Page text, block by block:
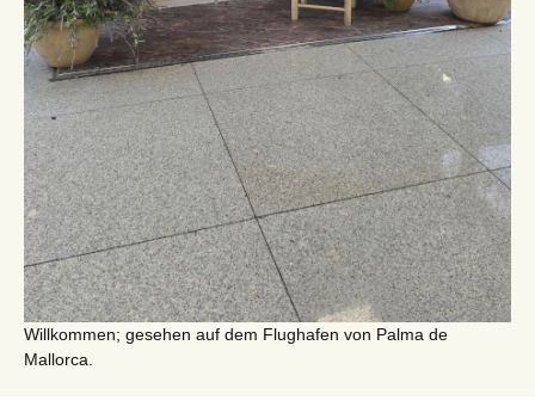
Willkommen; gesehen auf dem Flughafen von Palma de
Mallorca.